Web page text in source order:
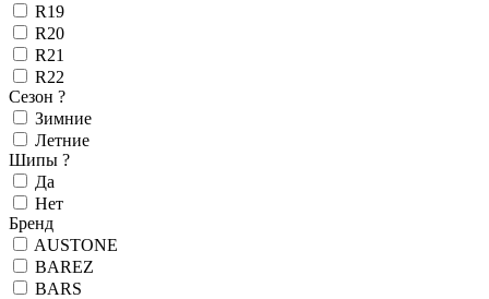
R19
R20
R21
R22
Сезон ?
Зимние
Летние
Шипы ?
Да
Нет
Бренд
AUSTONE
BAREZ
BARS